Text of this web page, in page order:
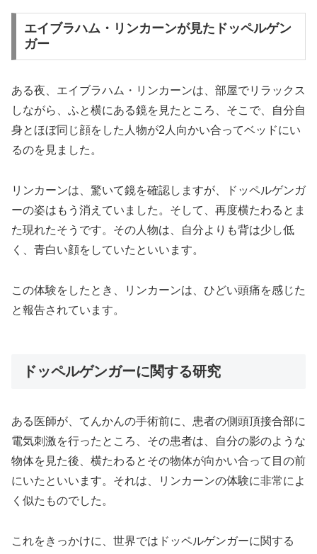
エイブラハム・リンカーンが見たドッペルゲン
ガー
ある夜、エイブラハム・リンカーンは、部屋でリラックス
しながら、ふと横にある鏡を見たところ、そこで、自分自
身とほぼ同じ顔をした人物が2人向かい合ってベッドにい
るのを見ました。
リンカーンは、驚いて鏡を確認しますが、ドッペルゲンガ
ーの姿はもう消えていました。そして、再度横たわるとま
た現れたそうです。その人物は、自分よりも背は少し低
く、青白い顔をしていたといいます。
この体験をしたとき、リンカーンは、ひどい頭痛を感じた
と報告されています。
ドッペルゲンガーに関する研究
ある医師が、てんかんの手術前に、患者の側頭頂接合部に
電気刺激を行ったところ、その患者は、自分の影のような
物体を見た後、横たわるとその物体が向かい合って目の前
にいたといいます。それは、リンカーンの体験に非常によ
く似たものでした。
これをきっかけに、世界ではドッペルゲンガーに関する